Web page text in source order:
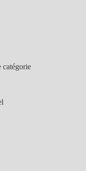
catégorie